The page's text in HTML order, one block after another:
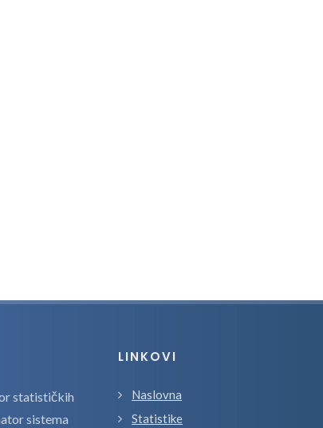
statističkih
sistema
LINKOVI
Naslovna
Statistike